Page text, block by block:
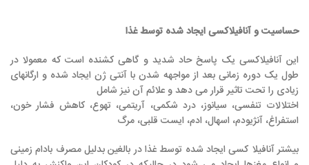
حساسیت و آنافیلاکسی ایجاد شده توسط غذا
این آنافیلاکسی یک پاسخ حاد شدید و گاهی کشنده است که معمولا در
طول یک دوره زمانی بعد از مواجهه شدن با آنتی ژن ایجاد شده و ارگانهای
زیادی را تحت تاثیر قرار می دهد و علائم آن نیز شامل
اختلالات تنفسی، سیانوز، درد شکمی، آریتمی، تهوع، کاهش فشار خون،
استفراغ، آنژیودم، اسهال، ادم، ایست قلبی، مرگ
بیشتر آنافیلا کسی ایجاد شده توسط غذا در بالغین بدلیل مصرف بادام زمینی